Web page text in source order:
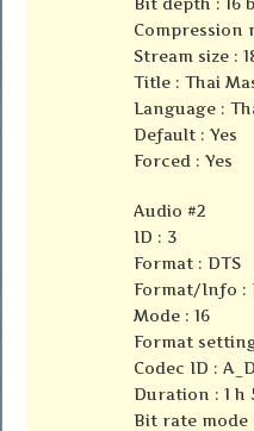
Compression
Stream size :
Title : Thai
Language :
Default : Yes
Forced : Yes
Audio #2
ID : 3
Format : DTS
Format/Info :
Mode : 16
Format
Codec ID :
Duration : 1 h
Bit rate mode